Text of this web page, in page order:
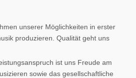
unserer Möglichkeiten in erster
produzieren. Qualität geht uns
ist uns Freude am
sowie das gesellschaftliche